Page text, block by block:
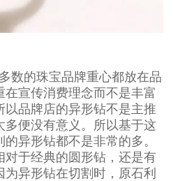
数的珠宝品牌重心都放在品
宣传消费理念而不是丰富
品牌店的异形钻不是主推
多便没有意义。所以基于这
异形钻都不是非常的多。
对于经典的圆形钻，还是有
异形钻在切割时，原石利